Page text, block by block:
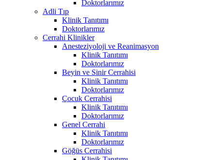
Doktorlarımız
Adli Tıp
Klinik Tanıtımı
Doktorlarımız
Cerrahi Klinikler
Anesteziyoloji ve Reanimasyon
Klinik Tanıtımı
Doktorlarımız
Beyin ve Sinir Cerrahisi
Klinik Tanıtımı
Doktorlarımız
Çocuk Cerrahisi
Klinik Tanıtımı
Doktorlarımız
Genel Cerrahi
Klinik Tanıtımı
Doktorlarımız
Göğüs Cerrahisi